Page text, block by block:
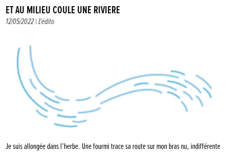
ET AU MILIEU COULE UNE RIVIÈRE
12/05/2022 |L'édito
Je suis allongée dans l’herbe. Une fourmi trace sa route sur mon bras nu, indifférente